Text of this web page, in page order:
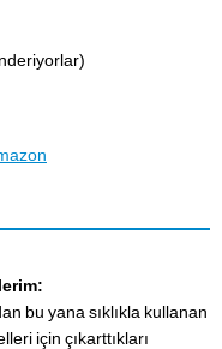
bu yana sıklıkla kullanan
için çıkarttıkları